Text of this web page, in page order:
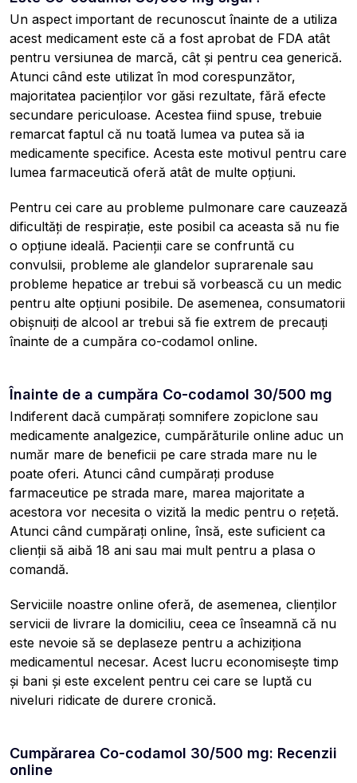
Un aspect important de recunoscut înainte de a utiliza
acest medicament este că a fost aprobat de FDA atât
pentru versiunea de marcă, cât și pentru cea generică.
Atunci când este utilizat în mod corespunzător,
majoritatea pacienților vor găsi rezultate, fără efecte
secundare periculoase. Acestea fiind spuse, trebuie
remarcat faptul că nu toată lumea va putea să ia
medicamente specifice. Acesta este motivul pentru care
lumea farmaceutică oferă atât de multe opțiuni.
Pentru cei care au probleme pulmonare care cauzează
dificultăți de respirație, este posibil ca aceasta să nu fie
o opțiune ideală. Pacienții care se confruntă cu
convulsii, probleme ale glandelor suprarenale sau
probleme hepatice ar trebui să vorbească cu un medic
pentru alte opțiuni posibile. De asemenea, consumatorii
obișnuiți de alcool ar trebui să fie extrem de precauți
înainte de a cumpăra co-codamol online.
Înainte de a cumpăra Co-codamol 30/500 mg
Indiferent dacă cumpărați somnifere zopiclone sau
medicamente analgezice, cumpărăturile online aduc un
număr mare de beneficii pe care strada mare nu le
poate oferi. Atunci când cumpărați produse
farmaceutice pe strada mare, marea majoritate a
acestora vor necesita o vizită la medic pentru o rețetă.
Atunci când cumpărați online, însă, este suficient ca
clienții să aibă 18 ani sau mai mult pentru a plasa o
comandă.
Serviciile noastre online oferă, de asemenea, clienților
servicii de livrare la domiciliu, ceea ce înseamnă că nu
este nevoie să se deplaseze pentru a achiziționa
medicamentul necesar. Acest lucru economisește timp
și bani și este excelent pentru cei care se luptă cu
niveluri ridicate de durere cronică.
Cumpărarea Co-codamol 30/500 mg: Recenzii
online